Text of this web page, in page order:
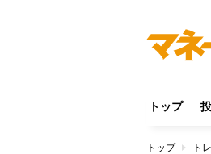
トップ
トップ ト